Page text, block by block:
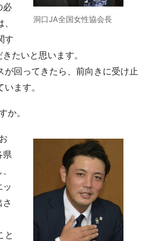
洞口JA全国女性協会長
必
す
たいと思います。
回ってきたら、前向きに受け止
ます。
か。
県
と